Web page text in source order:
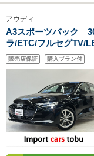
アウディ
A3スポーツバック
ラ/ETC/フルセグTV/
ト/アクティブクルー
ー/パドルシフト/シー
販売店保証 購入プラン付